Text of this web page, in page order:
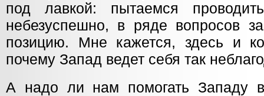
под лавкой: пытаемся
небезуспешно, в ряде вопросов
позицию. Мне кажется, здесь и
почему Запад ведет себя так
А надо ли нам помогать Западу